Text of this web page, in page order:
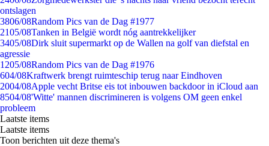
ontslagen
3806/08Random Pics van de Dag #1977
2105/08Tanken in België wordt nóg aantrekkelijker
3405/08Dirk sluit supermarkt op de Wallen na golf van diefstal en
agressie
1205/08Random Pics van de Dag #1976
604/08Kraftwerk brengt ruimteschip terug naar Eindhoven
2004/08Apple vecht Britse eis tot inbouwen backdoor in iCloud aan
8504/08'Witte' mannen discrimineren is volgens OM geen enkel
probleem
Laatste items
Laatste items
Toon berichten uit deze thema's